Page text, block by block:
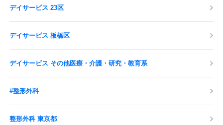
デイサービス 23区
デイサービス 板橋区
デイサービス その他医療・介護・研究・教育系
#整形外科
整形外科 東京都